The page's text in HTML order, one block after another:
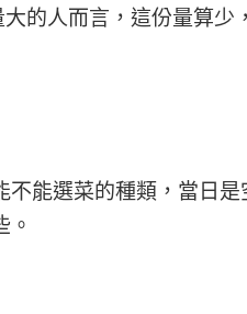
的人而言，這份量算少
不能選菜的種類，當日
。